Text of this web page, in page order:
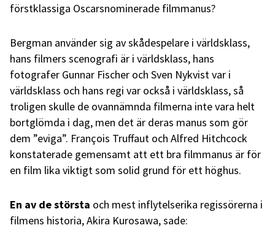
förstklassiga Oscarsnominerade filmmanus?
Bergman använder sig av skådespelare i världsklass,
hans filmers scenografi är i världsklass, hans
fotografer Gunnar Fischer och Sven Nykvist var i
världsklass och hans regi var också i världsklass, så
troligen skulle de ovannämnda filmerna inte vara helt
bortglömda i dag, men det är deras manus som gör
dem ”eviga”. François Truffaut och Alfred Hitchcock
konstaterade gemensamt att ett bra filmmanus är för
en film lika viktigt som solid grund för ett höghus.
En av de största och mest inflytelserika regissörerna i
filmens historia, Akira Kurosawa, sade: